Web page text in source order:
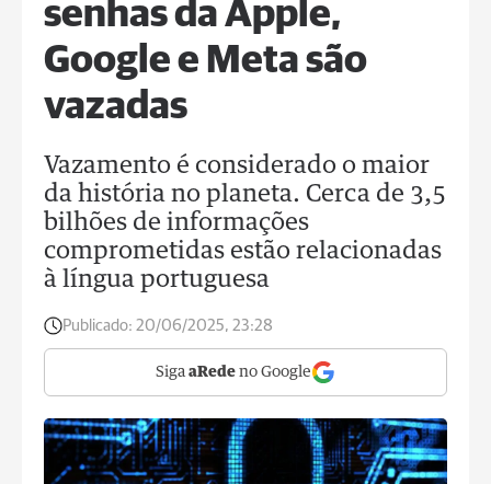
senhas da Apple,
Google e Meta são
vazadas
Vazamento é considerado o maior
da história no planeta. Cerca de 3,5
bilhões de informações
comprometidas estão relacionadas
à língua portuguesa
Publicado: 20/06/2025, 23:28
Siga aRede no Google